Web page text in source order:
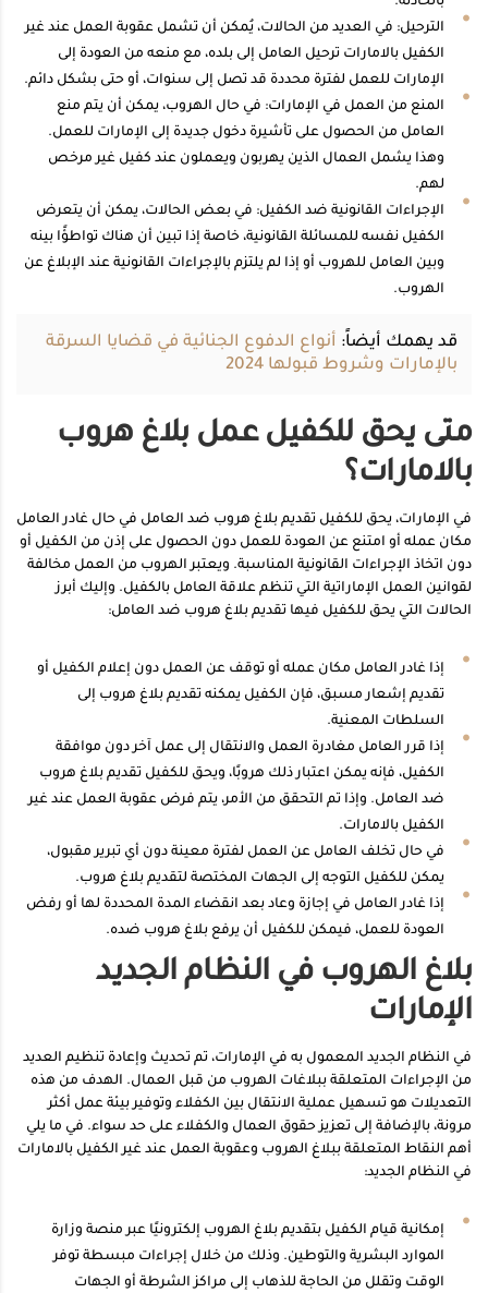
الترحيل: في العديد من الحالات، يُمكن أن تشمل عقوبة العمل عند غير
الكفيل بالامارات ترحيل العامل إلى بلده، مع منعه من العودة إلى
الإمارات للعمل لفترة محددة قد تصل إلى سنوات، أو حتى بشكل دائم.
المنع من العمل في الإمارات: في حال الهروب، يمكن أن يتم منع
العامل من الحصول على تأشيرة دخول جديدة إلى الإمارات للعمل.
وهذا يشمل العمال الذين يهربون ويعملون عند كفيل غير مرخص
لهم.
الإجراءات القانونية ضد الكفيل: في بعض الحالات، يمكن أن يتعرض
الكفيل نفسه للمسائلة القانونية، خاصة إذا تبين أن هناك تواطؤًا بينه
وبين العامل للهروب أو إذا لم يلتزم بالإجراءات القانونية عند الإبلاغ عن
الهروب.
قد يهمك أيضاً: أنواع الدفوع الجنائية في قضايا السرقة
بالإمارات وشروط قبولها 2024
متى يحق للكفيل عمل بلاغ هروب
بالامارات؟
في الإمارات، يحق للكفيل تقديم بلاغ هروب ضد العامل في حال غادر العامل
مكان عمله أو امتنع عن العودة للعمل دون الحصول على إذن من الكفيل أو
دون اتخاذ الإجراءات القانونية المناسبة. ويعتبر الهروب من العمل مخالفة
لقوانين العمل الإماراتية التي تنظم علاقة العامل بالكفيل. وإليك أبرز
الحالات التي يحق للكفيل فيها تقديم بلاغ هروب ضد العامل:
إذا غادر العامل مكان عمله أو توقف عن العمل دون إعلام الكفيل أو
تقديم إشعار مسبق، فإن الكفيل يمكنه تقديم بلاغ هروب إلى
السلطات المعنية.
إذا قرر العامل مغادرة العمل والانتقال إلى عمل آخر دون موافقة
الكفيل، فإنه يمكن اعتبار ذلك هروبًا، ويحق للكفيل تقديم بلاغ هروب
ضد العامل. وإذا تم التحقق من الأمر، يتم فرض عقوبة العمل عند غير
الكفيل بالامارات.
في حال تخلف العامل عن العمل لفترة معينة دون أي تبرير مقبول،
يمكن للكفيل التوجه إلى الجهات المختصة لتقديم بلاغ هروب.
إذا غادر العامل في إجازة وعاد بعد انقضاء المدة المحددة لها أو رفض
العودة للعمل، فيمكن للكفيل أن يرفع بلاغ هروب ضده.
بلاغ الهروب في النظام الجديد
الإمارات
في النظام الجديد المعمول به في الإمارات، تم تحديث وإعادة تنظيم العديد
من الإجراءات المتعلقة ببلاغات الهروب من قبل العمال. الهدف من هذه
التعديلات هو تسهيل عملية الانتقال بين الكفلاء وتوفير بيئة عمل أكثر
مرونة، بالإضافة إلى تعزيز حقوق العمال والكفلاء على حد سواء. في ما يلي
أهم النقاط المتعلقة ببلاغ الهروب وعقوبة العمل عند غير الكفيل بالامارات
في النظام الجديد:
إمكانية قيام الكفيل بتقديم بلاغ الهروب إلكترونيًا عبر منصة وزارة
الموارد البشرية والتوطين. وذلك من خلال إجراءات مبسطة توفر
الوقت وتقلل من الحاجة للذهاب إلى مراكز الشرطة أو الجهات